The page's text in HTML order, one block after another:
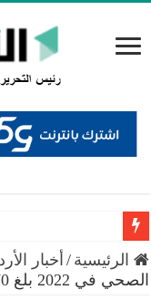
سميرات: افتتاح
الرئيسية / أخبار
الصحي في 2022 بلغ 2.670 مليار دينار